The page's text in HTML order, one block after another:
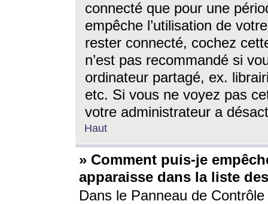
connecté que pour une
empêche l’utilisation de
rester connecté, cochez
n’est pas recommandé si
ordinateur partagé, ex.
etc. Si vous ne voyez pas
votre administrateur a
Haut
» Comment puis-je
apparaisse dans la liste
Dans le Panneau de